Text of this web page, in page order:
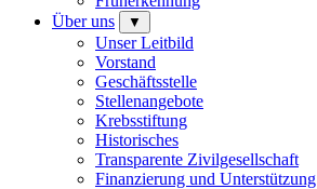
Über uns
▼
Unser Leitbild
Vorstand
Geschäftsstelle
Stellenangebote
Krebsstiftung
Historisches
Transparente Zivilgesellschaft
Finanzierung und Unterstützung